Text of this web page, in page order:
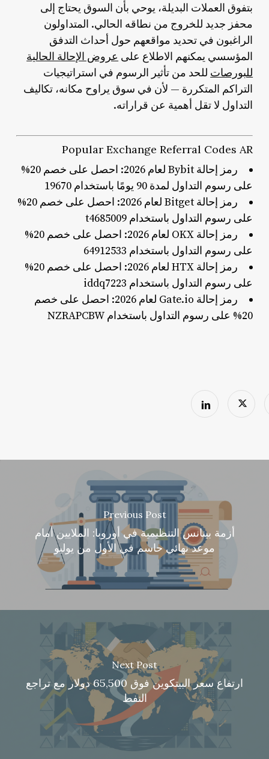
بتفوق العملات البديلة، يوحي بأن السوق يحتاج إلى
محفز جديد للخروج من نطاقه الحالي. المتداولون
الراغبون في تحديد مواقعهم حول أحداث التدفق
المؤسسي يمكنهم الاطلاع على عروض الإحالة الحالية
للبورصات للحد من تأثير الرسوم في استراتيجيات
التراكم المتكررة — لأن في سوق يراوح مكانه، تكاليف
التداول لا تقل أهمية عن قراراته.
Popular Exchange Referral Codes AR
رمز إحالة Bybit لعام 2026: احصل على خصم 20%
على رسوم التداول لمدة 90 يومًا باستخدام 19670
رمز إحالة Bitget لعام 2026: احصل على خصم 20%
على رسوم التداول باستخدام t4685009
رمز إحالة OKX لعام 2026: احصل على خصم 20%
على رسوم التداول باستخدام 64912533
رمز إحالة HTX لعام 2026: احصل على خصم 20%
على رسوم التداول باستخدام iddq7223
رمز إحالة Gate.io لعام 2026: احصل على خصم
20% على رسوم التداول باستخدام NZRAPCBW
Previous Post
أزمة بينانس التنظيمية في أوروبا: الملايين أمام
موعد نهائي حاسم في الأول من يوليو
Next Post
ارتفاع سعر البيتكوين فوق 65,500 دولار مع تراجع
النفط